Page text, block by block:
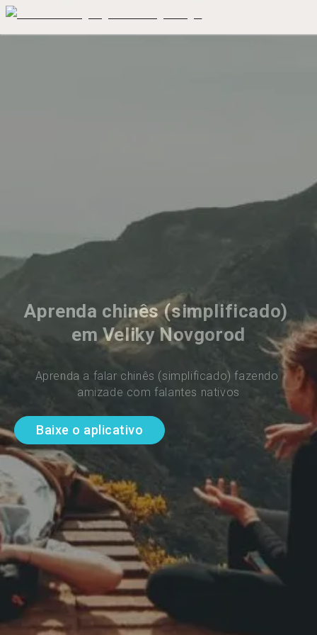
Aprenda chinês (simplificado)
em Veliky Novgorod
Aprenda a falar chinês (simplificado) fazendo
amizade com falantes nativos
Baixe o aplicativo